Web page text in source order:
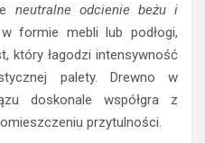
neutralne odcienie beżu i
formie mebli lub podłogi,
który łagodzi intensywność
palety. Drewno w
doskonale współgra z
przytulności.